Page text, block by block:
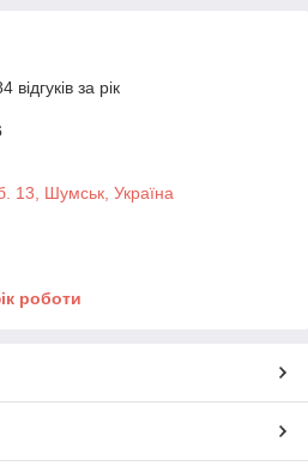
за рік
13, Шумськ, Україна
роботи